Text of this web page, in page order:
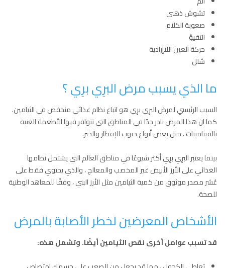
تشوش ذهني
صعوبة الكلام
التقيؤ
حركة العين اللاإرادية
شلل
ما الذي يسبب مرض البرِي برِي ؟
السبب الرئيسي لمرض البرِي برِي هو اتباع نظام غذائي منخفض في الثيامين.
كما ان هذا المرض نادر جدًا في المناطق التي تتوافر فيها الأطعمة الغنية
بالفيتامينات ، مثل بعض أنواع حبوب الإفطار والخبز.
بينما يعتبر البرِي برِي أكثر شيوعًا في مناطق العالم التي يشتمل نظامها
الغذائي على الأرز الأبيض غير المخصب والمعالج ، والذي يحتوي فقط على
عُشر مصدر موثوق من كمية الثيامين مثل الأرز البني ، وفقًا للمعاهد الوطنية
للصحة.
الأشخاص المعرضين لخطر الأصابة بالمرض
قد تسبب عوامل أخرى نقص الثيامين أيضًا. وتشمل هذه: